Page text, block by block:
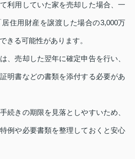
利用していた家を売却した場合、一
住用財産を譲渡した場合の3,000万
きる可能性があります。
、売却した翌年に確定申告を行い、
明書などの書類を添付する必要があ
続きの期限を見落としやすいため、
例や必要書類を整理しておくと安心